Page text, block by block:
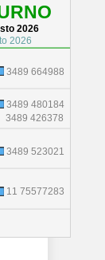
2026
2026
3489 664988
3489 480184
3489 426378
3489 523021
11 75577283